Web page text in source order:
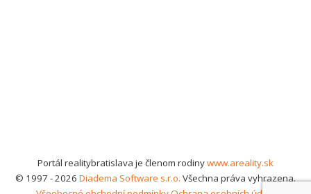
Portál realitybratislava je členom rodinywww.areality.sk
© 1997 - 2026 Diadema Software s.r.o. Všechna práva vyhrazena.